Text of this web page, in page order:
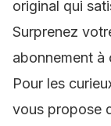
original qui
Surprenez
abonnement à
Pour les
vous propose